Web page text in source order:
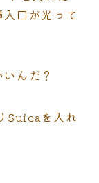
口が光って
んだ？
Suicaを入れ